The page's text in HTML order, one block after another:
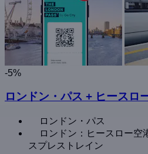
-5%
ロンドン・パス + ヒースロ
ロンドン・パス
ロンドン：ヒースロー空
スプレストレイン